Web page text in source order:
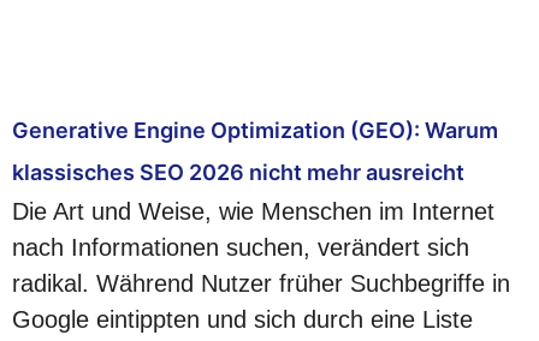
Generative Engine Optimization (GEO): Warum
klassisches SEO 2026 nicht mehr ausreicht
Die Art und Weise, wie Menschen im Internet
nach Informationen suchen, verändert sich
radikal. Während Nutzer früher Suchbegriffe in
Google eintippten und sich durch eine Liste